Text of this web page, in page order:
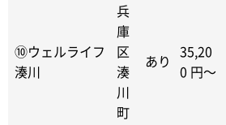
⑩ウェルライフ
湊川
兵
庫
区
湊
川
町
あり 35,20
0 円～